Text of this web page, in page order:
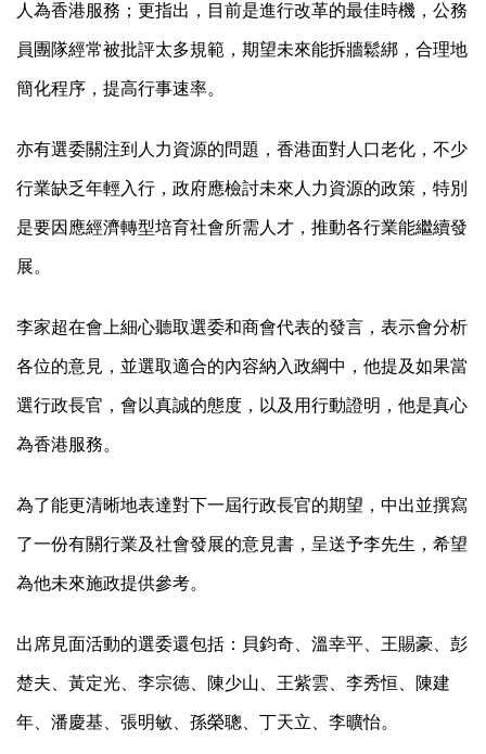
人為香港服務；更指出，目前是進行改革的最佳時機，公務
員團隊經常被批評太多規範，期望未來能拆牆鬆綁，合理地
簡化程序，提高行事速率。
亦有選委關注到人力資源的問題，香港面對人口老化，不少
行業缺乏年輕入行，政府應檢討未來人力資源的政策，特別
是要因應經濟轉型培育社會所需人才，推動各行業能繼續發
展。
李家超在會上細心聽取選委和商會代表的發言，表示會分析
各位的意見，並選取適合的內容納入政綱中，他提及如果當
選行政長官，會以真誠的態度，以及用行動證明，他是真心
為香港服務。
為了能更清晰地表達對下一屆行政長官的期望，中出並撰寫
了一份有關行業及社會發展的意見書，呈送予李先生，希望
為他未來施政提供參考。
出席見面活動的選委還包括：貝鈞奇、溫幸平、王賜豪、彭
楚夫、黃定光、李宗德、陳少山、王紫雲、李秀恒、陳建
年、潘慶基、張明敏、孫榮聰、丁天立、李曠怡。